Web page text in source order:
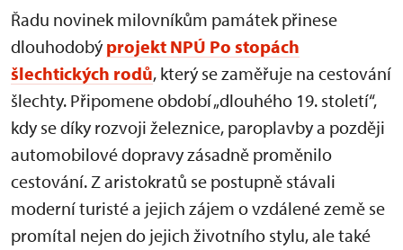
Řadu novinek milovníkům památek přinese
dlouhodobý projekt NPÚ Po stopách
šlechtických rodů, který se zaměřuje na cestování
šlechty. Připomene období „dlouhého 19. století“,
kdy se díky rozvoji železnice, paroplavby a později
automobilové dopravy zásadně proměnilo
cestování. Z aristokratů se postupně stávali
moderní turisté a jejich zájem o vzdálené země se
promítal nejen do jejich životního stylu, ale také